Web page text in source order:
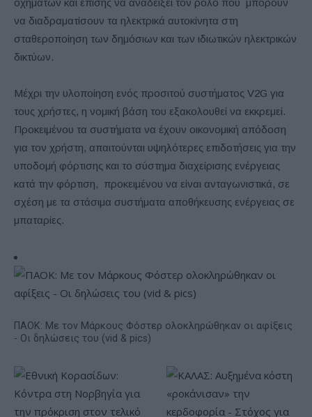
να διαδραματίσουν τα ηλεκτρικά αυτοκίνητα στη
σταθεροποίηση των δημόσιων και των ιδιωτικών ηλεκτρικών
δικτύων.
Μέχρι την υλοποίηση ενός προσιτού συστήματος V2G για
τους χρήστες, η νομική βάση του εξακολουθεί να εκκρεμεί.
Προκειμένου τα συστήματα να έχουν οικονομική απόδοση
για τον χρήστη, απαιτούνται υψηλότερες επιδοτήσεις για την
υποδομή φόρτισης και το σύστημα διαχείρισης ενέργειας
κατά την φόρτιση, προκειμένου να είναι ανταγωνιστικά, σε
σχέση με τα στάσιμα συστήματα αποθήκευσης ενέργειας σε
μπαταρίες.
ΠΑΟΚ: Με τον Μάρκους Φόστερ ολοκληρώθηκαν οι αφίξεις
- Οι δηλώσεις του (vid & pics)